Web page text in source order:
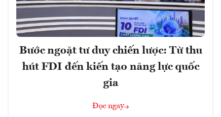
Bước ngoặt tư duy chiến lược: Từ thu
hút FDI đến kiến tạo năng lực quốc
gia
Đọc ngay